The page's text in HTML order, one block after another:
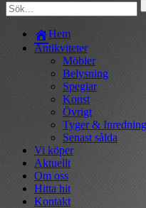
Hem
Antikviteter
Möbler
Belysning
Speglar
Konst
Övrigt
Tyger & Inredning
Senast sålda
Vi köper
Aktuellt
Om oss
Hitta hit
Kontakt